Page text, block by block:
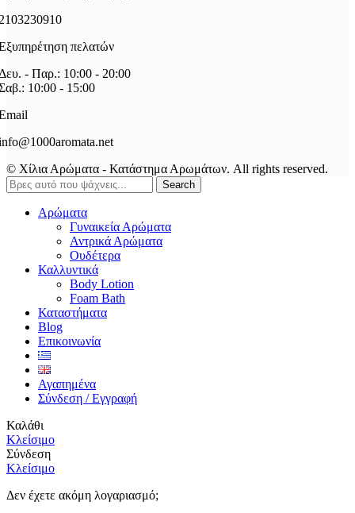
πελατών
- Παρ.: 10:00 - 20:00
10:00 - 15:00
© Χίλια Αρώματα - Κατάστημα Αρωμάτων. All rights reserved.
Search
Αρώματα
Γυναικεία Αρώματα
Αντρικά Αρώματα
Ουδέτερα
Καλλυντικά
Body Lotion
Foam Bath
Καταστήματα
Blog
Επικοινωνία
Αγαπημένα
Σύνδεση / Εγγραφή
Καλάθι
Κλείσιμο
Σύνδεση
Κλείσιμο
Δεν έχετε ακόμη λογαριασμό;